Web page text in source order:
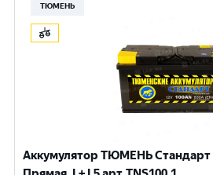
ТЮМЕНЬ
Аккумулятор ТЮМЕНЬ Стандарт